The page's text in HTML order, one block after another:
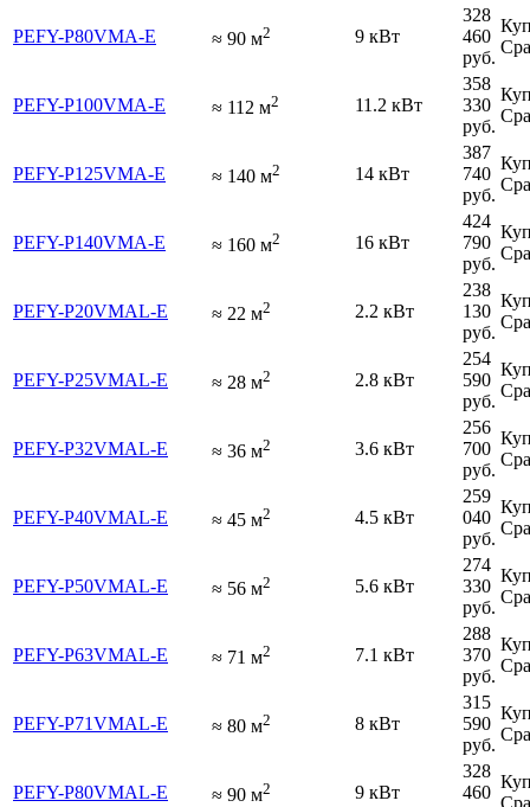
PEFY-P80VMA-E ≈ 90 м2 9 кВт
328
460
руб.
PEFY-P100VMA-E ≈ 112 м2 11.2 кВт
358
330
руб.
PEFY-P125VMA-E ≈ 140 м2 14 кВт
387
740
руб.
PEFY-P140VMA-E ≈ 160 м2 16 кВт
424
790
руб.
PEFY-P20VMAL-E ≈ 22 м2 2.2 кВт
238
130
руб.
PEFY-P25VMAL-E ≈ 28 м2 2.8 кВт
254
590
руб.
PEFY-P32VMAL-E ≈ 36 м2 3.6 кВт
256
700
руб.
PEFY-P40VMAL-E ≈ 45 м2 4.5 кВт
259
040
руб.
PEFY-P50VMAL-E ≈ 56 м2 5.6 кВт
274
330
руб.
PEFY-P63VMAL-E ≈ 71 м2 7.1 кВт
288
370
руб.
PEFY-P71VMAL-E ≈ 80 м2 8 кВт
315
590
руб.
PEFY-P80VMAL-E ≈ 90 м2 9 кВт
328
460